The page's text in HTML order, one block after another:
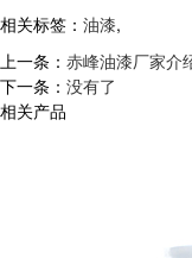
相关标签： 油漆,
上一条： 赤峰油漆厂家介
下一条： 没有了
相关产品